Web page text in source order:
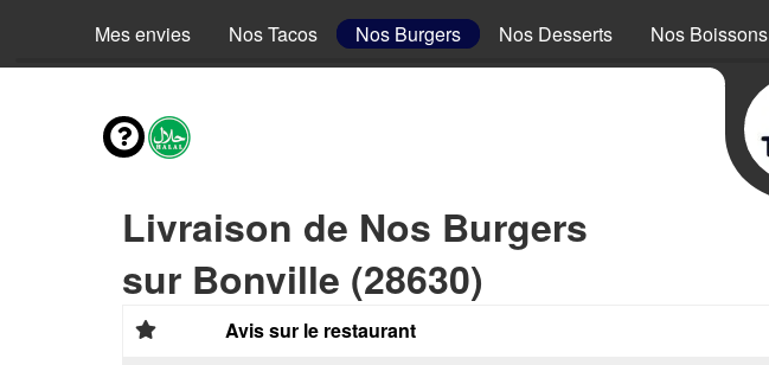
Mes envies Nos Tacos Nos Burgers Nos Desserts Nos Boissons
Livraison de Nos Burgers
sur Bonville (28630)
Avis sur le restaurant